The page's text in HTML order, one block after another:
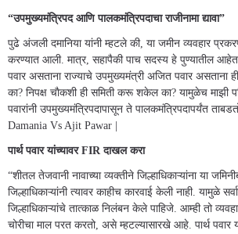
“उपमुख्यमंत्रिपद आणि पालकमंत्रिपदाचा राजीनामा द्यावा”
पुढे अंजली दमानिया यांनी म्हटले की, या जमीन व्यवहार
करण्यात आली. मात्र, सहापैकी पाच सदस्य हे पुण्यातील
पवार असताना राज्याचे उपमुख्यमंत्री अजित पवार
का? निपक्ष चाैकशी ही समिती करू शकेल का? यामुळेच माझी
पवारांनी उपमुख्यमंत्रिपदापासून ते पालकमंत्रिपदापर्यंत
Damania Vs Ajit Pawar |
पार्थ पवार यांच्यावर FIR दाखल करा
“शीतल तेजवानी नावाच्या व्यक्तीने जिल्हाधिकाऱ्यांना या
जिल्हाधिकाऱ्यांनी त्यावर काहीच कारवाई केली नाही. यामुळे
जिल्हाधिकाऱ्यांचे तात्काळ निलंबन केले पाहिजे. आम्ही तो
चोरीचा माल परत करतो, असे म्हटल्यासारखे आहे. पार्थ पवार